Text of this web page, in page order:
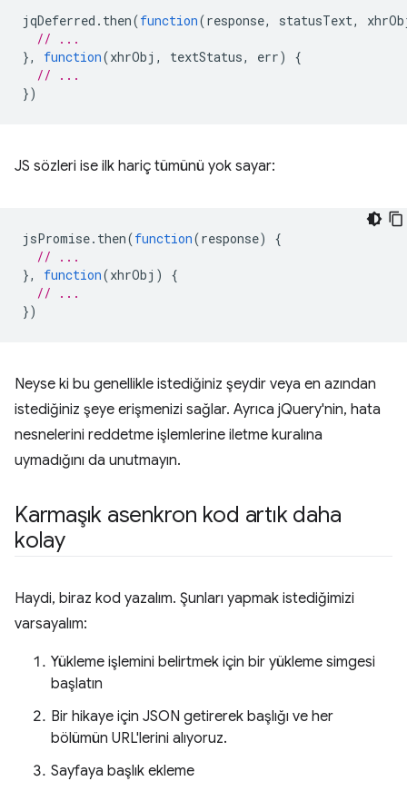
jqDeferred . then(function(response, statusText,
// ...
},
function(xhrObj , textStatus, err)
{
// ...
})
JS sözleri ise ilk hariç tümünü yok sayar:
jsPromise. then(function(response)
{
// ...
},
function(xhrObj )
{
// ...
})
Neyse ki bu genellikle istediğiniz şeydir veya en azından
istediğiniz şeye erişmenizi sağlar. Ayrıca jQuery'nin, hata
nesnelerini reddetme işlemlerine iletme kuralına
uymadığını da unutmayın.
Karmaşık asenkron kod artık daha
kolay
Haydi, biraz kod yazalım. Şunları yapmak istediğimizi
varsayalım:
Yükleme işlemini belirtmek için bir yükleme simgesi
başlatın
Bir hikaye için JSON getirerek başlığı ve her
bölümün URL'lerini alıyoruz.
Sayfaya başlık ekleme